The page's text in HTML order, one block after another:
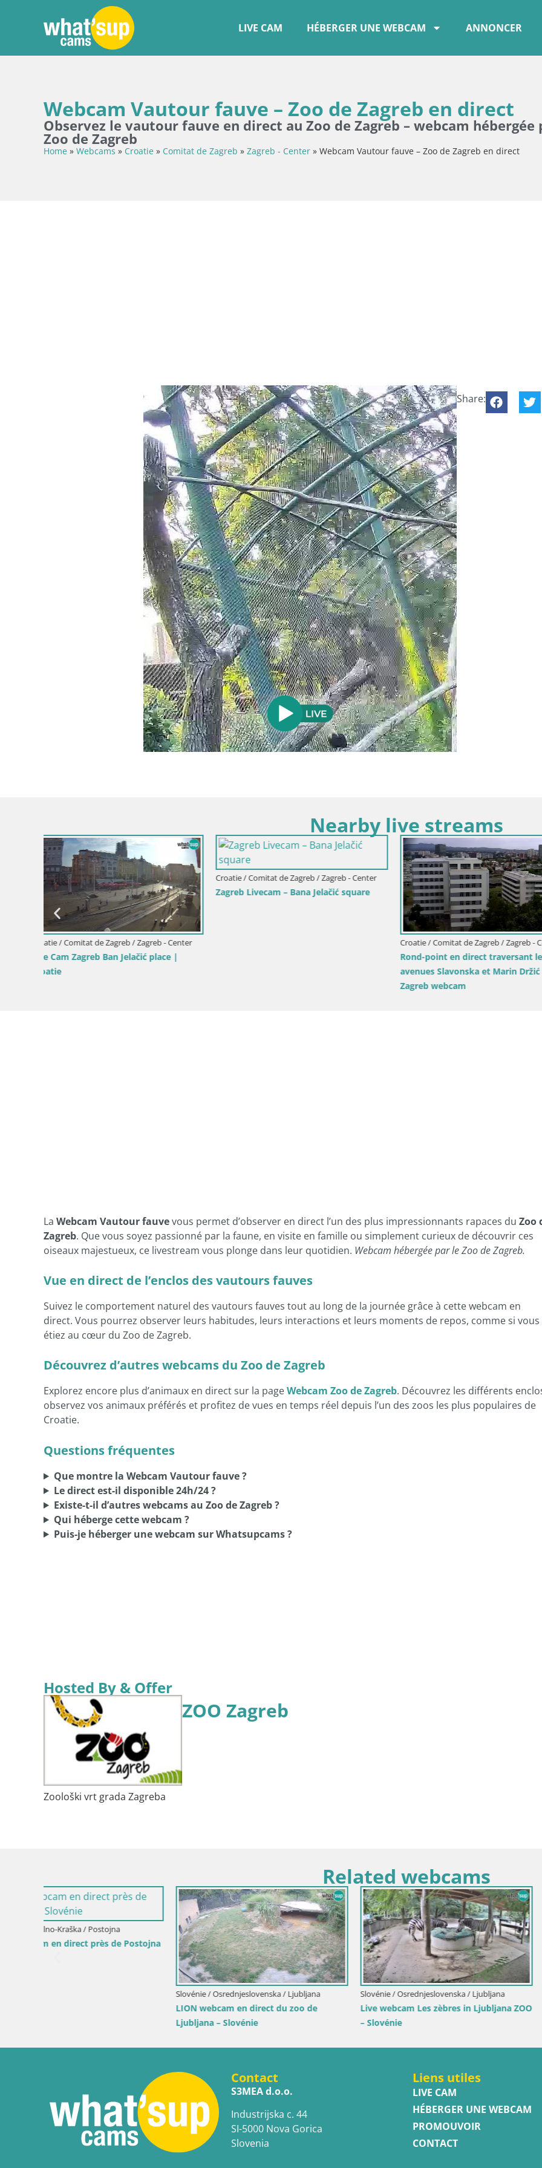
LIVE CAM HÉBERGER UNE WEBCAM ANNONCER
Webcam Vautour fauve – Zoo de Zagreb en direct
Observez le vautour fauve en direct au Zoo de Zagreb – webcam hébergée
Zoo de Zagreb
Home » Webcams » Croatie » Comitat de Zagreb » Zagreb - Center » Webcam Vautour fauve – Zoo de Zagreb en direct
Share:
Nearby live streams
Croatie / Comitat de Zagreb / Zagreb - Center
Ban Jelačić live cam Zagreb – Hotel
Dubrovnik
Croatie / Comitat de Zagreb / Jastrebarsko
Live cam Japetić – Jastrebarsko
Croatie / Comitat de Zagreb /
LIVEcam Perivoj Château
Jastrebarsko
La Webcam Vautour fauvevous permet d’observer en direct l’un des plus impressionnants rapaces du Zoo
Zagreb. Que vous soyez passionné par la faune, en visite en famille ou simplement curieux de découvrir ces
oiseaux majestueux, ce livestream vous plonge dans leur quotidien. Webcam hébergée par le Zoo de Zagreb.
Vue en direct de l’enclos des vautours fauves
Suivez le comportement naturel des vautours fauves tout au long de la journée grâce à cette webcam en
direct. Vous pourrez observer leurs habitudes, leurs interactions et leurs moments de repos, comme si vous
étiez au cœur du Zoo de Zagreb.
Découvrez d’autres webcams du Zoo de Zagreb
Explorez encore plus d’animaux en direct sur la pageWebcam Zoo de Zagreb. Découvrez les différents
observez vos animaux préférés et profitez de vues en temps réel depuis l’un des zoos les plus populaires de
Croatie.
Questions fréquentes
Que montre la Webcam Vautour fauve ?
Le direct est-il disponible 24h/24 ?
Existe-t-il d’autres webcams au Zoo de Zagreb ?
Qui héberge cette webcam ?
Puis-je héberger une webcam sur Whatsupcams ?
Hosted By & Offer
ZOO Zagreb
Zoološki vrt grada Zagreba
Related webcams
Village européen de cigognes webcam
Slovénie / Osrednjeslovenska / Ljubljana
Saïmiri live webcam ZOO Ljubljana
Croatie / Karlovac / Karlovac
AQUATIKA Karlovac –
Contact
S3MEA d.o.o.
Industrijska c. 44
SI-5000 Nova Gorica
Slovenia
Liens utiles
LIVE CAM
HÉBERGER UNE WEBCAM
PROMOUVOIR
CONTACT